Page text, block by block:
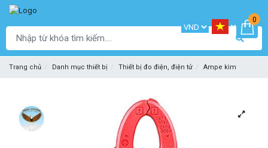
0
Trang chủ Danh mục thiết bị Thiết bị đo điện, điện tử Ampe kìm